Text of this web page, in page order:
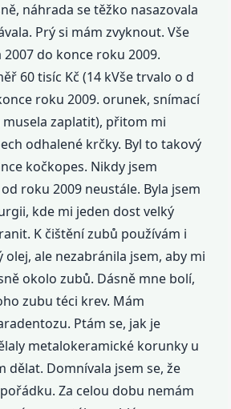
náhrada se těžko nasazovala
Prý si mám zvyknout. Vše
do konce roku 2009.
60 tisíc Kč (14 kVše trvalo o d
roku 2009. orunek, snímací
zaplatit), přitom mi
odhalené krčky. Byl to takový
kočkopes. Nikdy jsem
roku 2009 neustále. Byla jsem
kde mi jeden dost velký
K čištění zubů používám i
olej, ale nezabránila jsem, aby mi
okolo zubů. Dásně mne bolí,
zubu téci krev. Mám
Ptám se, jak je
metalokeramické korunky u
dělat. Domnívala jsem se, že
Za celou dobu nemám